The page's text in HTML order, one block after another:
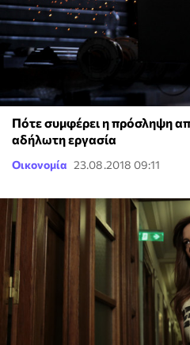
Πότε συμφέρει η πρόσληψη
αδήλωτη εργασία
Οικονομία 23.08.2018 09:11